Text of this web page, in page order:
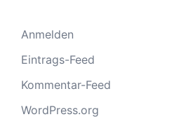
Anmelden
Eintrags-Feed
Kommentar-Feed
WordPress.org